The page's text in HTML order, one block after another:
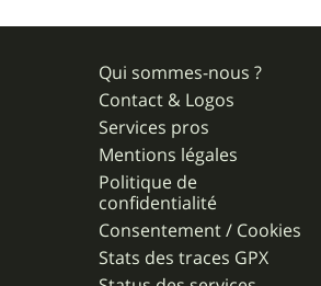
Qui sommes-nous ?
Contact & Logos
Services pros
Mentions légales
Politique de
confidentialité
Consentement / Cookies
Stats des traces GPX